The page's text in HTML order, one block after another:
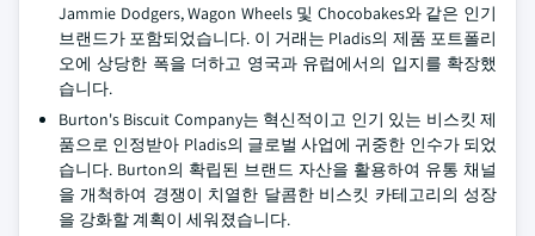
Jammie Dodgers, Wagon Wheels 및 Chocobakes와 같은 인기
브랜드가 포함되었습니다. 이 거래는 Pladis의 제품 포트폴리
오에 상당한 폭을 더하고 영국과 유럽에서의 입지를 확장했
습니다.
Burton's Biscuit Company는 혁신적이고 인기 있는 비스킷 제
품으로 인정받아 Pladis의 글로벌 사업에 귀중한 인수가 되었
습니다. Burton의 확립된 브랜드 자산을 활용하여 유통 채널
을 개척하여 경쟁이 치열한 달콤한 비스킷 카테고리의 성장
을 강화할 계획이 세워졌습니다.